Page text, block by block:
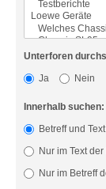
Unterforen
Ja
Nein
Innerhalb suchen:
Betreff und
Nur im Text
Nur im Betreff